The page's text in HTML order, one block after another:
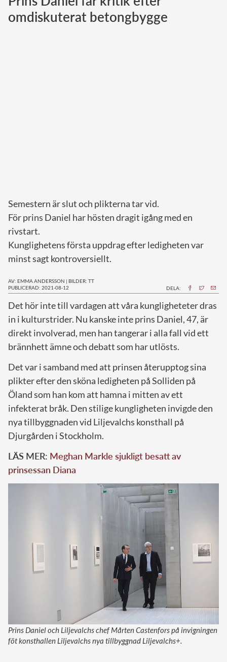
Norska kungahuset
omdiskuterat betongbygge
Semestern är slut och plikterna tar vid.
För prins Daniel har hösten dragit igång med en
rivstart.
Kunglighetens första uppdrag efter ledigheten var
minst sagt kontroversiellt.
AV: EMMA ANDERSSON | BILDER: TT
PUBLICERAD: 2021-08-12
DELA:
Det hör inte till vardagen att våra kungligheteter dras
in i kulturstrider. Nu kanske inte prins Daniel, 47, är
direkt involverad, men han tangerar i alla fall vid ett
brännhett ämne och debatt som har utlösts.
Det var i samband med att prinsen återupptog sina
plikter efter den sköna ledigheten på Solliden på
Öland som han kom att hamna i mitten av ett
infekterat bråk. Den stilige kungligheten invigde den
nya tillbyggnaden vid Liljevalchs konsthall på
Djurgården i Stockholm.
LÄS MER: Meghan Markle sjukligt besatt av
prinsessan Diana
Prins Daniel och Liljevalchs chef Mårten Castenfors på invigningen
föt konsthallen Liljevalchs nya tillbyggnad Liljevalchs+.